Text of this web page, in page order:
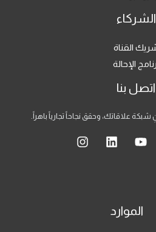
الشركاء
القناة
الإحالة
اتصل بنا
علاقاتك، وحقق نجاحاً تجارياً باهراً.
الموارد